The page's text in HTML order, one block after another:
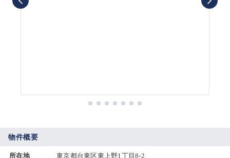
物件概要
所在地 東京都台東区東上野1丁目8-2